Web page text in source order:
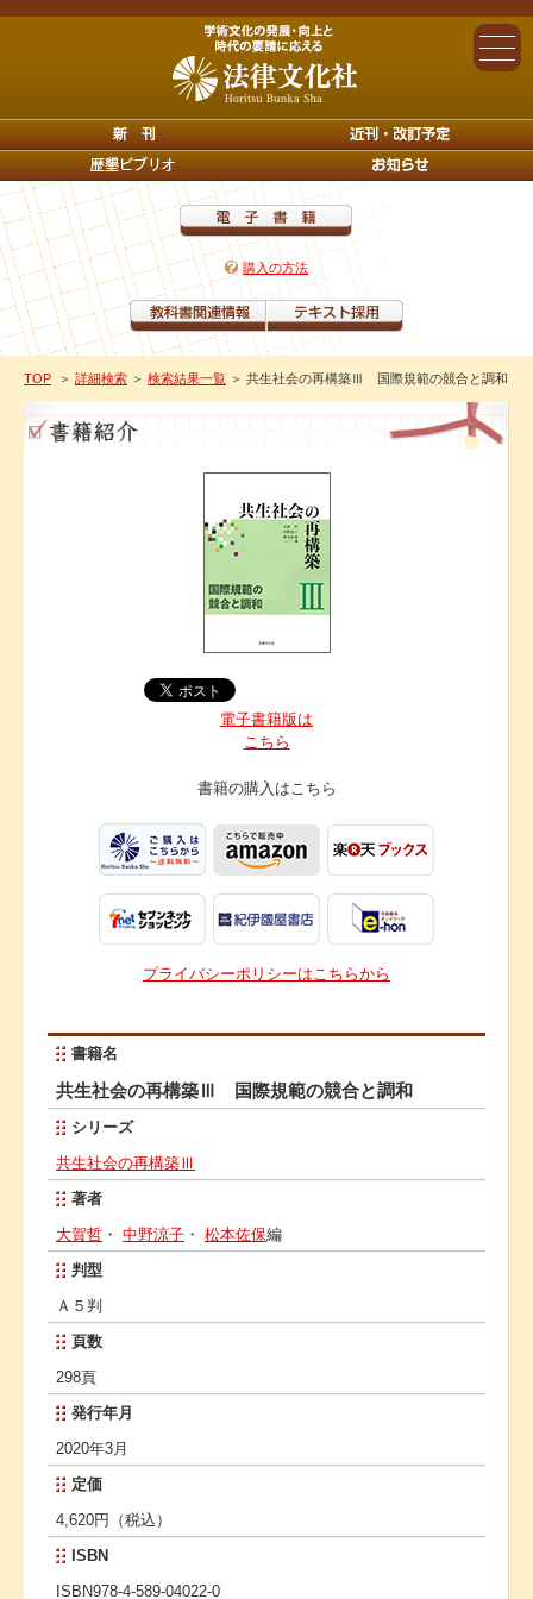
購入の方法
TOP ＞ 詳細検索 ＞ 検索結果一覧 ＞ 共生社会の再構築Ⅲ 国際規範の競合と調和
電子書籍版は
こちら
書籍の購入はこちら
プライバシーポリシーはこちらから
書籍名
共生社会の再構築Ⅲ 国際規範の競合と調和
シリーズ
共生社会の再構築Ⅲ
著者
大賀哲 ・ 中野涼子 ・ 松本佐保編
判型
Ａ５判
頁数
298頁
発行年月
2020年3月
定価
4,620円（税込）
ISBN
ISBN978-4-589-04022-0